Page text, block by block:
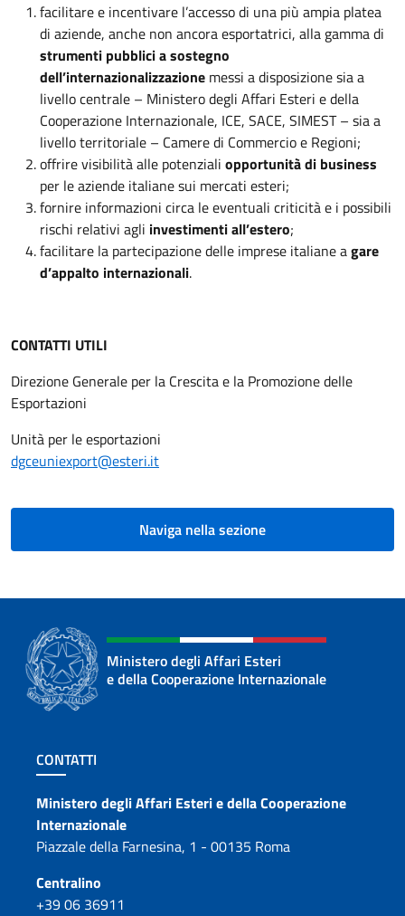
facilitare e incentivare l’accesso di una più ampia platea
di aziende, anche non ancora esportatrici, alla gamma di
strumenti pubblici a sostegno
dell’internazionalizzazione messi a disposizione sia a
livello centrale – Ministero degli Affari Esteri e della
Cooperazione Internazionale, ICE, SACE, SIMEST – sia a
livello territoriale – Camere di Commercio e Regioni;
offrire visibilità alle potenziali opportunità di business
per le aziende italiane sui mercati esteri;
fornire informazioni circa le eventuali criticità e i possibili
rischi relativi agli investimenti all’estero;
facilitare la partecipazione delle imprese italiane agare
d’appalto internazionali.
CONTATTI UTILI
Direzione Generale per la Crescita e la Promozione delle
Esportazioni
Unità per le esportazioni
dgceuniexport@esteri.it
Naviga nella sezione
Ministero degli Affari Esteri
e della Cooperazione Internazionale
Sezione footer
CONTATTI
Contatti
Ministero degli Affari Esteri e della Cooperazione
Internazionale
Piazzale della Farnesina, 1 - 00135 Roma
Centralino
+39 06 36911